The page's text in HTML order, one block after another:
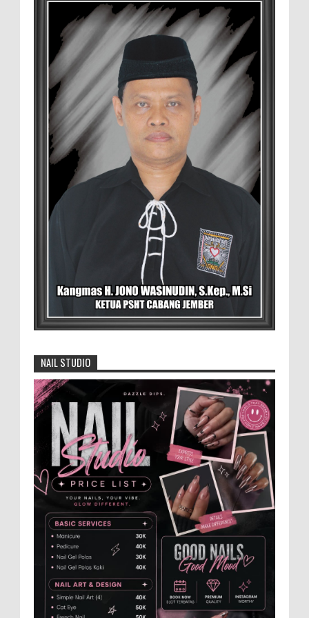
Grup Keroncong Setia Kawan dari Jember,
ikut memeriahkan panggung JFC
Exhibition di Alun-Alun Jember beberapa waktu lalu.
MEMOPOS.co.id, Jem...
Duta GenRe Blora 2026 Siap Untuk
Menjadi Agen Perubahan
BLORA — Rizky Akbar Putra Basyari dari
PIK-R Gemilang SMA Negeri 1 Blora dan
Salsabila Hidayatul Kamilah dari PIK-R Tunas Cahaya
Kecamatan B...
Menko Zulhas Wajibkan Program Makan
Bergizi Gratis Menyerap Bahan Pangan
BLORA - Menteri Koordinator Bidang
Pangan RI Zulkifli Hasan menegaskan bahwa Satuan
Pelayanan Pemenuhan Gizi (SPPG) pelaksana Program
Kabupaten Jember 2026-2031
Jajaran Dewan Pengurus DPC Kabupaten
Jember 2025-2031, saat foto bersama
usai acara pelantikan di Gedung Jember Nusantara,
Selasa 28 Juli 2...
Anggota Karang Taruna Urunan Demi
Nobar Indonesia Lawan Vietnam
Pertandingan sepakbola antara Tim
Indonesia dan Vietnam tidak dilewatkan
begitu saha oleh penggemar bola, termasuk karang
taruna bahkan mere...
Dukung Pariwisata Polres Magetan Turut
Ambil Bagian Trail Run Ring of Lawu 2026
Istimewa MEMOPOS.co.id, Magetan -!
NAIL STUDIO